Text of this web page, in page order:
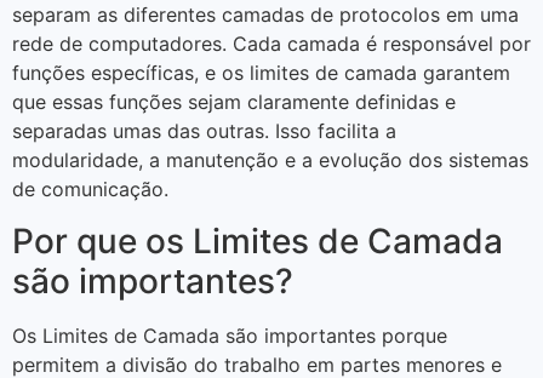
separam as diferentes camadas de protocolos em uma
rede de computadores. Cada camada é responsável por
funções específicas, e os limites de camada garantem
que essas funções sejam claramente definidas e
separadas umas das outras. Isso facilita a
modularidade, a manutenção e a evolução dos sistemas
de comunicação.
Por que os Limites de Camada
são importantes?
Os Limites de Camada são importantes porque
permitem a divisão do trabalho em partes menores e